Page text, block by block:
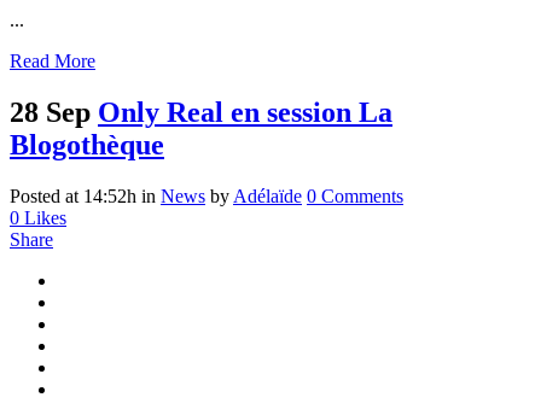
...
Read More
28 Sep Only Real en session La
Blogothèque
Posted at 14:52h in News by Adélaïde 0 Comments
0 Likes
Share